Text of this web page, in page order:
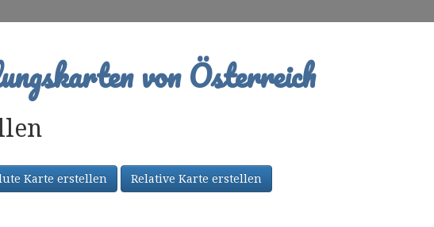
von Österreich
Karte erstellen Relative Karte erstellen